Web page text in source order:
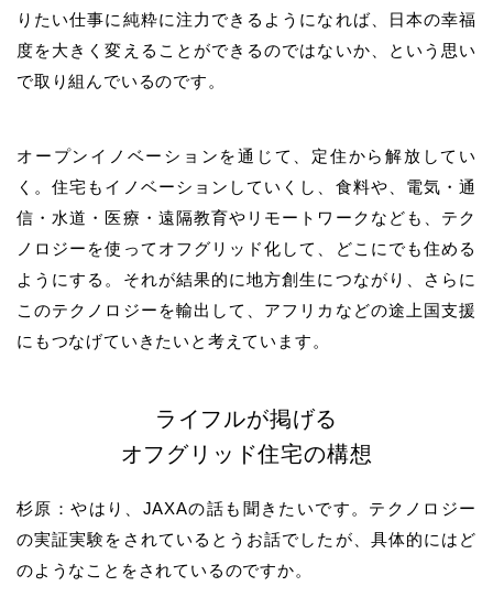
りたい仕事に純粋に注力できるようになれば、日本の幸福
度を大きく変えることができるのではないか、という思い
で取り組んでいるのです。
オープンイノベーションを通じて、定住から解放してい
く。住宅もイノベーションしていくし、食料や、電気・通
信・水道・医療・遠隔教育やリモートワークなども、テク
ノロジーを使ってオフグリッド化して、どこにでも住める
ようにする。それが結果的に地方創生につながり、さらに
このテクノロジーを輸出して、アフリカなどの途上国支援
にもつなげていきたいと考えています。
ライフルが掲げる
オフグリッド住宅の構想
杉原：やはり、JAXAの話も聞きたいです。テクノロジー
の実証実験をされているとうお話でしたが、具体的にはど
のようなことをされているのですか。